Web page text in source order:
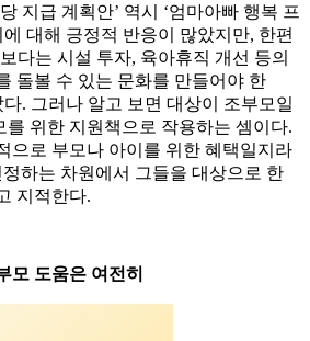
지급 계획안’ 역시 ‘엄마아빠 행복 프
대해 긍정적 반응이 많았지만, 한편
다는 시설 투자, 육아휴직 개선 등의
돌볼 수 있는 문화를 만들어야 한
. 그러나 알고 보면 대상이 조부모일
를 위한 지원책으로 작용하는 셈이다.
으로 부모나 아이를 위한 혜택일지라
하는 차원에서 그들을 대상으로 한
지적한다.
모 도움은 여전히